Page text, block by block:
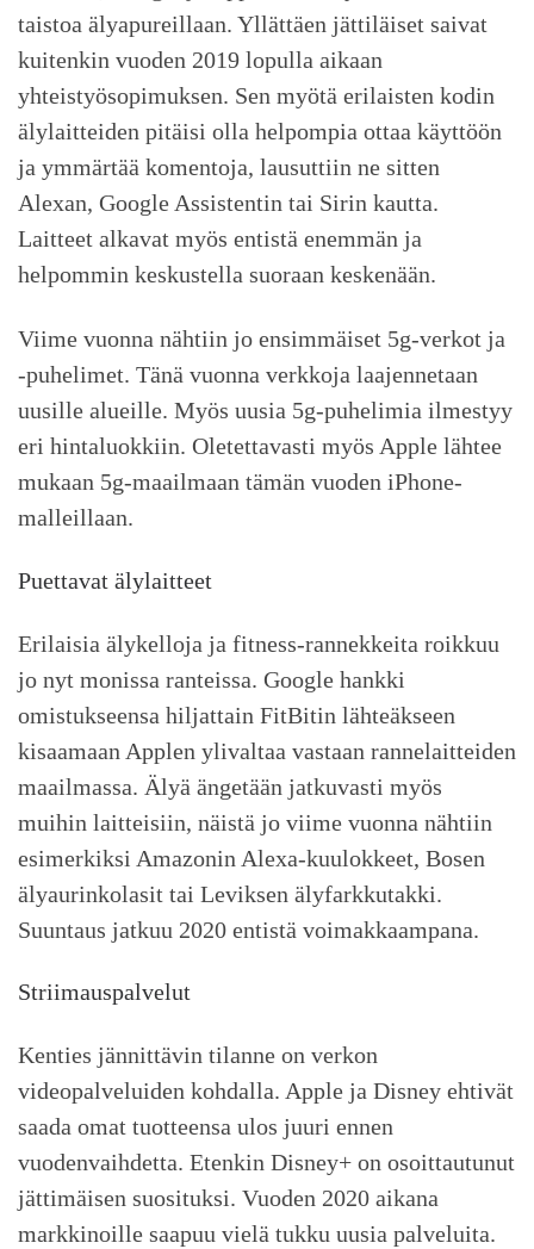
taistoa älyapureillaan. Yllättäen jättiläiset saivat
kuitenkin vuoden 2019 lopulla aikaan
yhteistyösopimuksen. Sen myötä erilaisten kodin
älylaitteiden pitäisi olla helpompia ottaa käyttöön
ja ymmärtää komentoja, lausuttiin ne sitten
Alexan, Google Assistentin tai Sirin kautta.
Laitteet alkavat myös entistä enemmän ja
helpommin keskustella suoraan keskenään.
Viime vuonna nähtiin jo ensimmäiset 5g-verkot ja
-puhelimet. Tänä vuonna verkkoja laajennetaan
uusille alueille. Myös uusia 5g-puhelimia ilmestyy
eri hintaluokkiin. Oletettavasti myös Apple lähtee
mukaan 5g-maailmaan tämän vuoden iPhone-
malleillaan.
Puettavat älylaitteet
Erilaisia älykelloja ja fitness-rannekkeita roikkuu
jo nyt monissa ranteissa. Google hankki
omistukseensa hiljattain FitBitin lähteäkseen
kisaamaan Applen ylivaltaa vastaan rannelaitteiden
maailmassa. Älyä ängetään jatkuvasti myös
muihin laitteisiin, näistä jo viime vuonna nähtiin
esimerkiksi Amazonin Alexa-kuulokkeet, Bosen
älyaurinkolasit tai Leviksen älyfarkkutakki.
Suuntaus jatkuu 2020 entistä voimakkaampana.
Striimauspalvelut
Kenties jännittävin tilanne on verkon
videopalveluiden kohdalla. Apple ja Disney ehtivät
saada omat tuotteensa ulos juuri ennen
vuodenvaihdetta. Etenkin Disney+ on osoittautunut
jättimäisen suosituksi. Vuoden 2020 aikana
markkinoille saapuu vielä tukku uusia palveluita.